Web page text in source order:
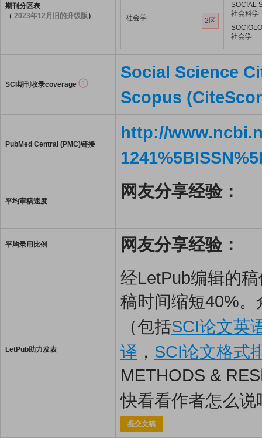
期刊分区表
（ 2023年12月旧的升级版 ） 社会学 2区
SOCIAL
社会科学
社会学
SCI期刊收录coverage
Social Science
Scopus
PubMed Central (PMC)链接
http://
平均审稿速度
网友分享经验：
平均录用比例 网友分享经验：
LetPub助力发表
经LetPub编辑的
稿时间缩短40%
（包括SCI论文英
译 ， SCI论文格式
METHODS &
快看看作者怎么说
提交文稿